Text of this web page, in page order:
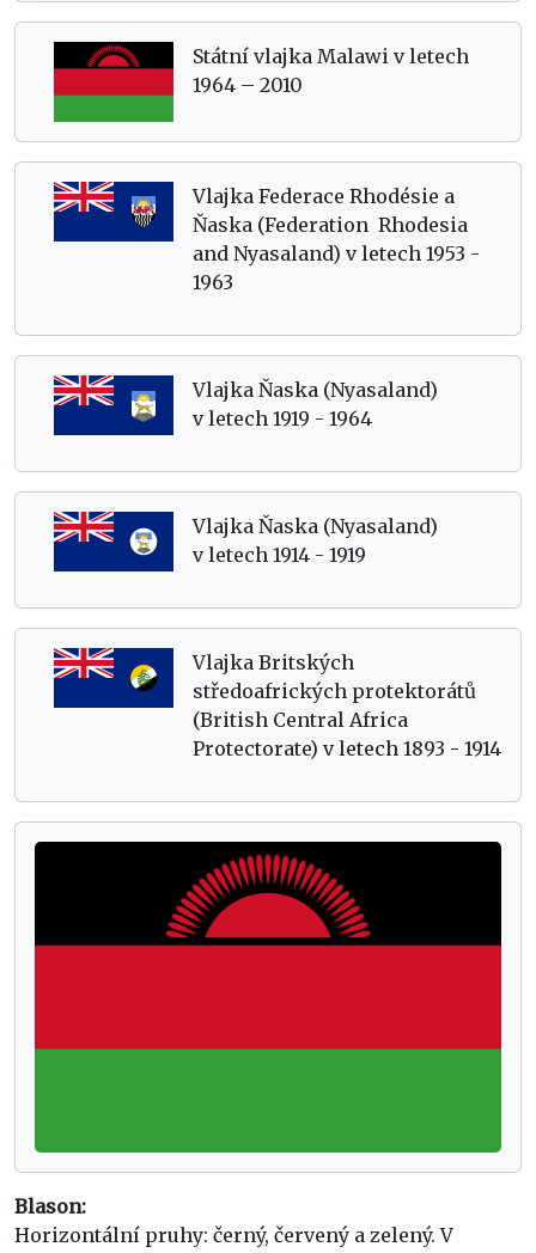
Blason:
Horizontální pruhy: černý, červený a zelený. V
Státní vlajka Malawi v letech
1964 – 2010
Vlajka Federace Rhodésie a
Ňaska (Federation Rhodesia
and Nyasaland) v letech 1953 -
1963
Vlajka Ňaska (Nyasaland)
v letech 1919 - 1964
Vlajka Ňaska (Nyasaland)
v letech 1914 - 1919
Vlajka Britských
středoafrických protektorátů
(British Central Africa
Protectorate) v letech 1893 - 1914